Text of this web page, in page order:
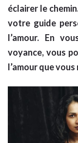
éclairer le
votre guide
l’amour. En
voyance, vous
l’amour que vous